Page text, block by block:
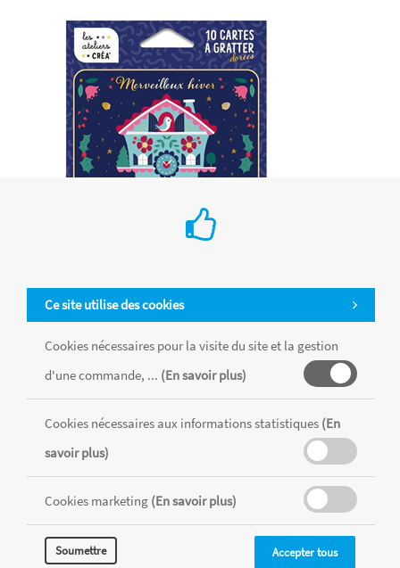
Cartes à gratter – Merveilleux hiver
Cette jolie pochette ornée de fer doré contient 10 cartes
secrètes. Un merveilleux sapin de Noël, un paysage enneigé
ou encore un renne majestueux... Pour révéler les images, il
suffit de gratter la surface des cartes avec le stylet en bois.
Ce site utilise des cookies
Cookies nécessaires pour la visite du site et la gestion
d'une commande, ... (En savoir plus)
Cookies nécessaires aux informations statistiques (En
savoir plus)
Cookies marketing (En savoir plus)
Soumettre Accepter tous